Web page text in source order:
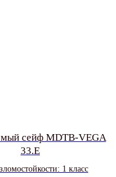
сейф MDTB-VEGA
33.E
1 класс